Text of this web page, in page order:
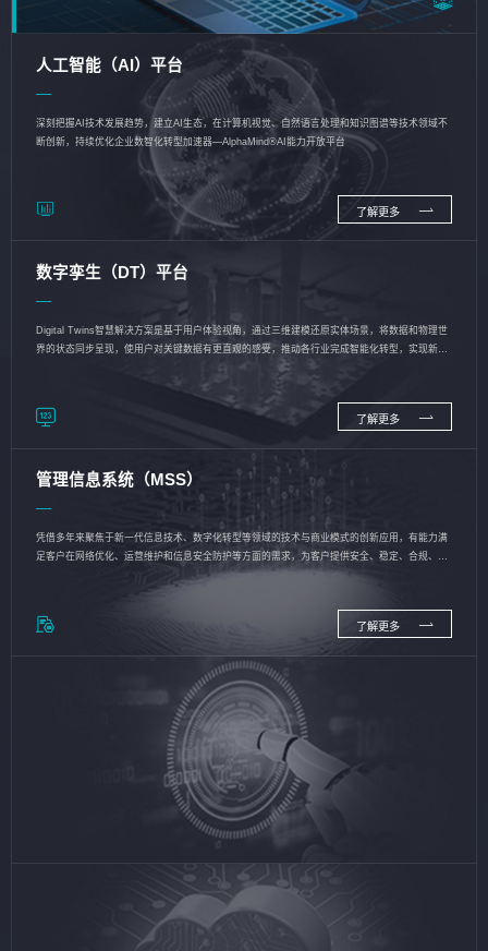
人工智能（AI）平台
深刻把握AI技术发展趋势，建立AI生态，在计算机视觉、自然语言处理和知识图谱等技术领域不
断创新，持续优化企业数智化转型加速器—AlphaMind®AI能力开放平台
了解更多
数字孪生（DT）平台
Digital Twins智慧解决方案是基于用户体验视角，通过三维建模还原实体场景，将数据和物理世
界的状态同步呈现，使用户对关键数据有更直观的感受，推动各行业完成智能化转型，实现新旧
了解更多
管理信息系统（MSS）
凭借多年来聚焦于新一代信息技术、数字化转型等领域的技术与商业模式的创新应用，有能力满
足客户在网络优化、运营维护和信息安全防护等方面的需求，为客户提供安全、稳定、合规、持
了解更多